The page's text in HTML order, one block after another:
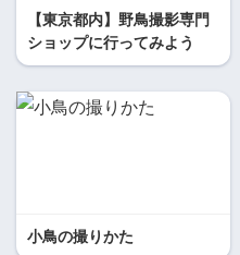
【東京都内】野鳥撮影専門
ショップに行ってみよう
小鳥の撮りかた